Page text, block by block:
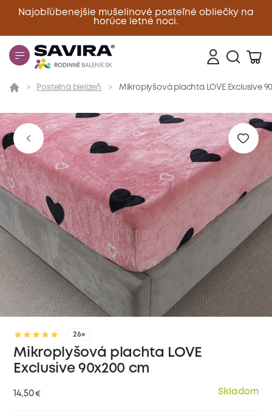
Najobľúbenejšie mušelínové posteľné obliečky na
horúce letné noci.
Zavrieť
Prehľad Parametre Popis produktu
Posteľná bielizeň Mikroplyšová plachta LOVE Exclusive
26×
Mikroplyšová plachta LOVE
Exclusive 90x200 cm
14,50€ Skladom